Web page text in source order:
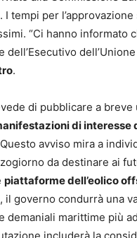
I tempi per
“Ci hanno informato
dell’Unione
.
di pubblicare a breve
di interesse
avviso mira a
da destinare ai
piattaforme dell’eolico
il governo condurrà una
demaniali marittime più
includerà la